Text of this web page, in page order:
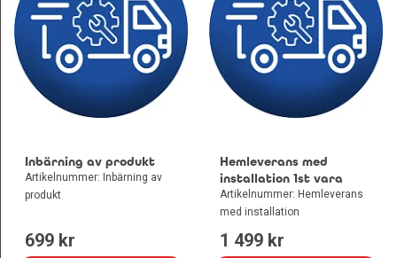
Inbärning av produkt
Artikelnummer: Inbärning av
produkt
699 kr
Hemleverans med
installation 1st vara
Artikelnummer: Hemleverans
med installation
1 499 kr